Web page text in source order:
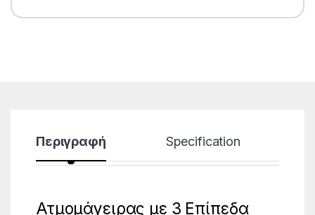
Περιγραφή Specification
Ατμομάγειρας με 3 Επίπεδα